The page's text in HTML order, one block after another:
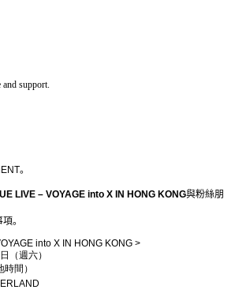
support.
。
LIVE – VOYAGE into X IN HONG KONG與粉絲朋
。
into X IN HONG KONG >
日（週六）
間）